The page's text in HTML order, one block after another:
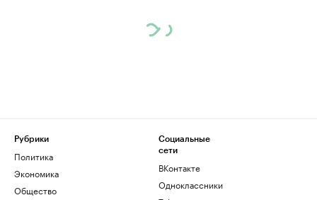
Рубрики
Политика
Экономика
Общество
Социальные
сети
ВКонтакте
Одноклассники